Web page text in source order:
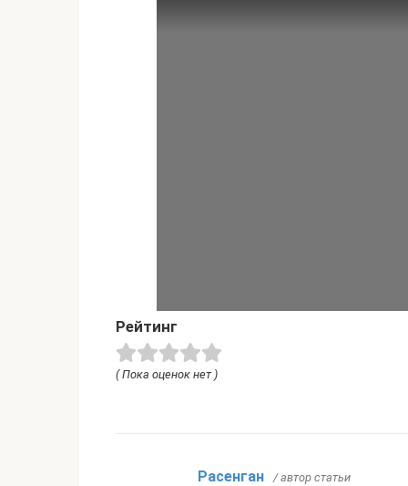
Рейтинг
( Пока оценок нет )
Расенган / автор статьи